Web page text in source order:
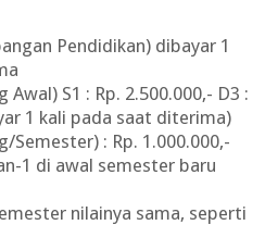
Pendidikan) dibayar 1
Awal) S1 : Rp. 2.500.000,- D3 :
1 kali pada saat diterima)
Semester) : Rp. 1.000.000,-
1 di awal semester baru
nilainya sama, seperti